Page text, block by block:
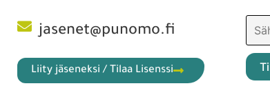
jasenet@punomo.fi
Liity jäseneksi / Tilaa Lisenssi